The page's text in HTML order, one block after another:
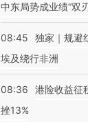
中东局势成业绩“双
08:45
独家｜规避
埃及绕行非洲
08:36
港险收益征
挫13%